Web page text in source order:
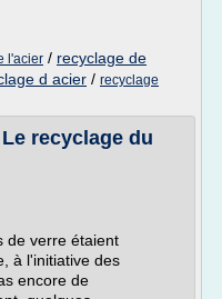
l'acier / recyclage de
d acier / recyclage
recyclage du
de verre étaient
à l'initiative des
encore de